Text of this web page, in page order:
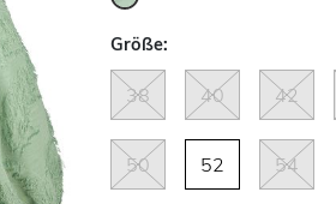
Größe:
38 40 42
50 52 54